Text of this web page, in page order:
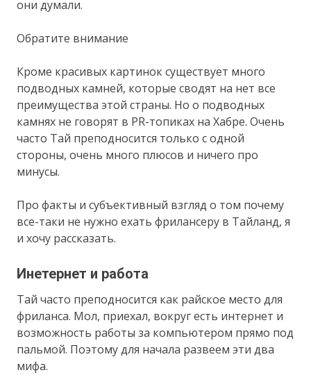
они думали.
Обратите внимание
Кроме красивых картинок существует много
подводных камней, которые сводят на нет все
преимущества этой страны. Но о подводных
камнях не говорят в PR-топиках на Хабре. Очень
часто Тай преподносится только с одной
стороны, очень много плюсов и ничего про
минусы.
Про факты и субъективный взгляд о том почему
все-таки не нужно ехать фрилансеру в Тайланд, я
и хочу рассказать.
Инетернет и работа
Тай часто преподносится как райское место для
фриланса. Мол, приехал, вокруг есть интернет и
возможность работы за компьютером прямо под
пальмой. Поэтому для начала развеем эти два
мифа.